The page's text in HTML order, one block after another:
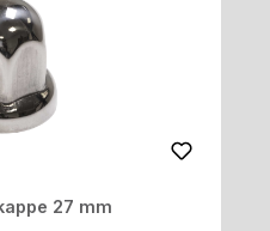
27 mm